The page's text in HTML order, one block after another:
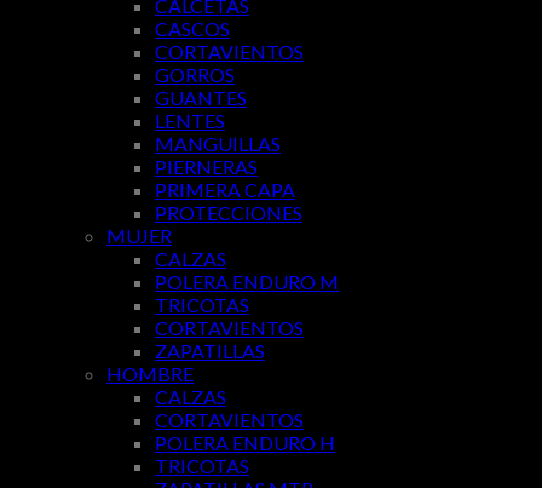
CALCETAS
CASCOS
CORTAVIENTOS
GORROS
GUANTES
LENTES
MANGUILLAS
PIERNERAS
PRIMERA CAPA
PROTECCIONES
MUJER
CALZAS
POLERA ENDURO M
TRICOTAS
CORTAVIENTOS
ZAPATILLAS
HOMBRE
CALZAS
CORTAVIENTOS
POLERA ENDURO H
TRICOTAS